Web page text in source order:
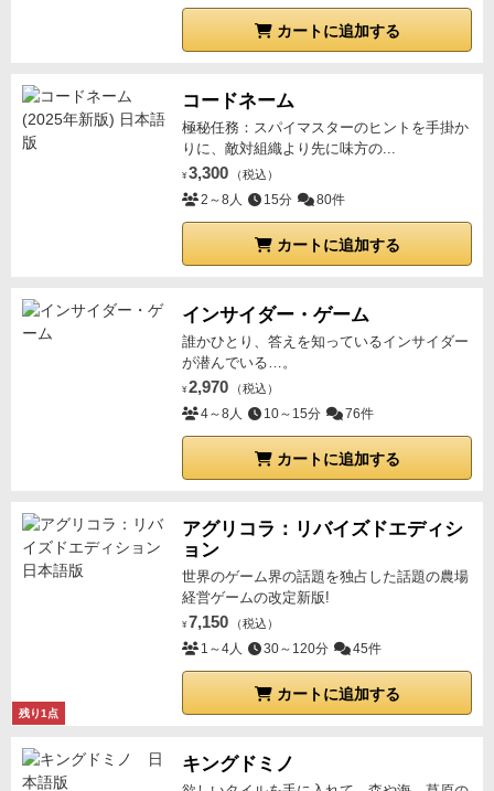
カートに追加する
コードネーム
極秘任務：スパイマスターのヒントを手掛か
りに、敵対組織より先に味方の...
¥ 3,300 （税込）
2～8人 15分 80件
カートに追加する
インサイダー・ゲーム
誰かひとり、答えを知っているインサイダー
が潜んでいる…。
¥ 2,970 （税込）
4～8人 10～15分 76件
カートに追加する
残り1点
アグリコラ：リバイズドエディシ
ョン
世界のゲーム界の話題を独占した話題の農場
経営ゲームの改定新版!
¥ 7,150 （税込）
1～4人 30～120分 45件
カートに追加する
キングドミノ